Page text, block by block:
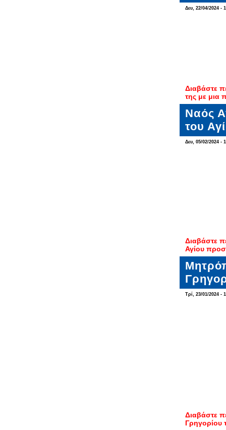
Δευ, 22/04/2024 -
Διαβάστε
της με μια
Ναός
του
Δευ, 05/02/2024 -
Διαβάστε
Αγίου
Τρί, 23/01/2024 -
Διαβάστε
Γρηγορίου